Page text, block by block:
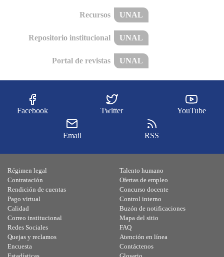
Recursos UNAL
Repositorio institucional UNAL
Portal de revistas UNAL
Facebook Twitter YouTube
Email RSS
Régimen legal
Contratación
Rendición de cuentas
Pago virtual
Calidad
Talento humano
Ofertas de empleo
Concurso docente
Control interno
Buzón de notificaciones
Correo institucional
Redes Sociales
Quejas y reclamos
Encuesta
Mapa del sitio
FAQ
Atención en línea
Contáctenos